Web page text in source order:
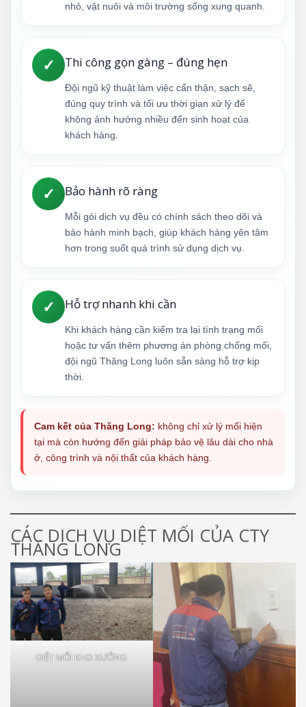
nhỏ, vật nuôi và môi trường sống xung quanh.
✓ Thi công gọn gàng – đúng hẹn
Đội ngũ kỹ thuật làm việc cẩn thận, sạch sẽ,
đúng quy trình và tối ưu thời gian xử lý để
không ảnh hưởng nhiều đến sinh hoạt của
khách hàng.
✓ Bảo hành rõ ràng
Mỗi gói dịch vụ đều có chính sách theo dõi và
bảo hành minh bạch, giúp khách hàng yên tâm
hơn trong suốt quá trình sử dụng dịch vụ.
✓ Hỗ trợ nhanh khi cần
Khi khách hàng cần kiểm tra lại tình trạng mối
hoặc tư vấn thêm phương án phòng chống mối,
đội ngũ Thăng Long luôn sẵn sàng hỗ trợ kịp
thời.
Cam kết của Thăng Long: không chỉ xử lý mối hiện
tại mà còn hướng đến giải pháp bảo vệ lâu dài cho nhà
ở, công trình và nội thất của khách hàng.
CÁC DỊCH VỤ DIỆT MỐI CỦA CTY
THĂNG LONG
DIỆT MỐI KHO XƯỞNG